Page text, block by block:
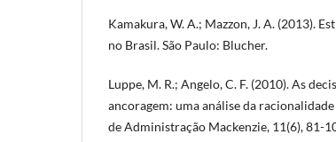
Kamakura, W. A.; Mazzon, J. A. (2013).
no Brasil. São Paulo: Blucher.
Luppe, M. R.; Angelo, C. F. (2010). As
ancoragem: uma análise da
de Administração Mackenzie, 11(6), 81-